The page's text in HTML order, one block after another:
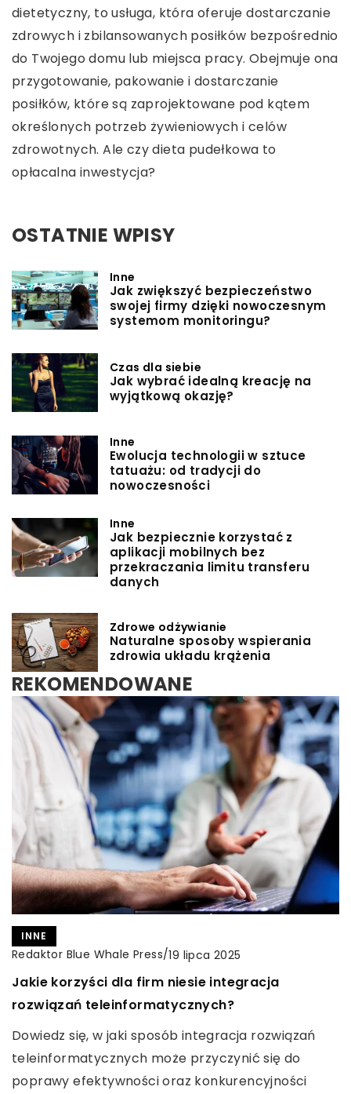
dietetyczny, to usługa, która oferuje dostarczanie
zdrowych i zbilansowanych posiłków bezpośrednio
do Twojego domu lub miejsca pracy. Obejmuje ona
przygotowanie, pakowanie i dostarczanie
posiłków, które są zaprojektowane pod kątem
określonych potrzeb żywieniowych i celów
zdrowotnych. Ale czy dieta pudełkowa to
opłacalna inwestycja?
OSTATNIE WPISY
Inne
Jak zwiększyć bezpieczeństwo
swojej firmy dzięki nowoczesnym
systemom monitoringu?
Czas dla siebie
Jak wybrać idealną kreację na
wyjątkową okazję?
Inne
Ewolucja technologii w sztuce
tatuażu: od tradycji do
nowoczesności
Inne
Jak bezpiecznie korzystać z
aplikacji mobilnych bez
przekraczania limitu transferu
danych
Zdrowe odżywianie
Naturalne sposoby wspierania
zdrowia układu krążenia
REKOMENDOWANE
Redaktor Blue Whale Press/2 czerwca 2025
Jak animowane logo może zwiększyć
rozpoznawalność marki i zaangażowanie
klientów
INNE
Redaktor Blue Whale Press/19 lipca 2025
Jakie korzyści dla firm niesie integracja
rozwiązań teleinformatycznych?
Dowiedz się, w jaki sposób integracja rozwiązań
teleinformatycznych może przyczynić się do
poprawy efektywności oraz konkurencyjności
ZDROWE ODŻYWIANIE
Redaktor Blue Whale Press/10 lipca 2025
Jak dobrać odpowiednią paszę dla konia
sportowego?
Odkryj, jakie czynniki są kluczowe przy wyborze
paszy dla konia sportowego. Dowiedz się, jak
dostosować dietę do potrzeb Twojego konia, aby